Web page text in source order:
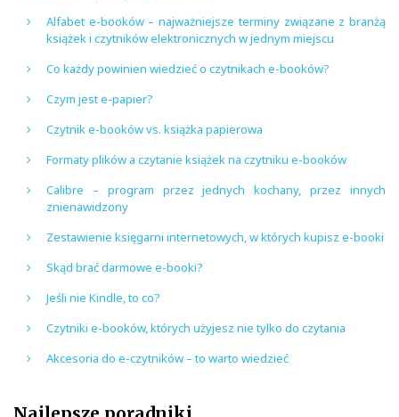
Alfabet e-booków – najważniejsze terminy związane z branżą
książek i czytników elektronicznych w jednym miejscu
Co każdy powinien wiedzieć o czytnikach e-booków?
Czym jest e-papier?
Czytnik e-booków vs. książka papierowa
Formaty plików a czytanie książek na czytniku e-booków
Calibre – program przez jednych kochany, przez innych
znienawidzony
Zestawienie księgarni internetowych, w których kupisz e-booki
Skąd brać darmowe e-booki?
Jeśli nie Kindle, to co?
Czytniki e-booków, których użyjesz nie tylko do czytania
Akcesoria do e-czytników – to warto wiedzieć